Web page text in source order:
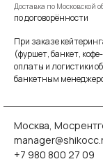
Доставка по Московской
по договорённости
При заказе
(фуршет, банкет,
оплаты и логистики
банкетным
Москва,
+7 980 800 27 09